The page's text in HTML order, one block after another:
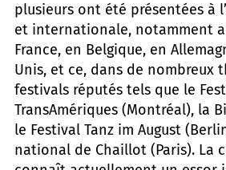
plusieurs ont été présentées à
et internationale, notamment
France, en Belgique, en
Unis, et ce, dans de nombreux
festivals réputés tels que le
TransAmériques (Montréal), la
le Festival Tanz im August
national de Chaillot (Paris). La